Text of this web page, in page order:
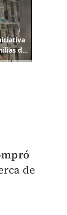
de